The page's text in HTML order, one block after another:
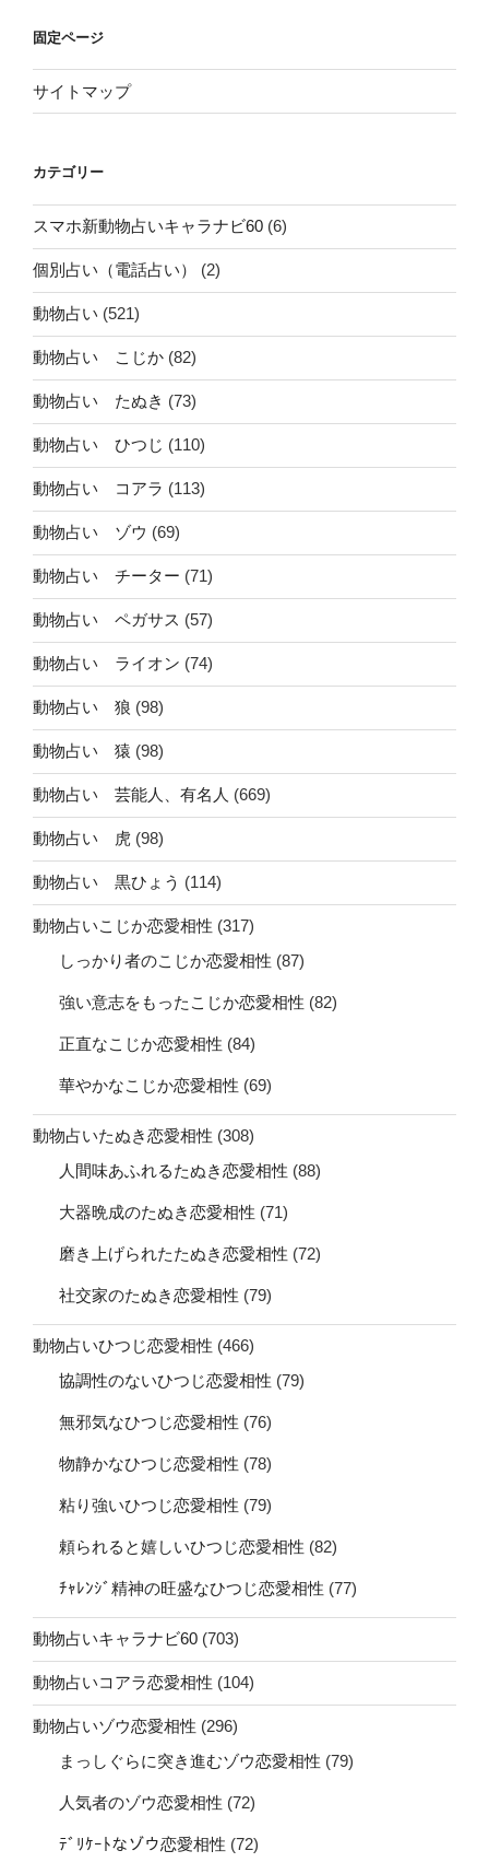
固定ページ
サイトマップ
カテゴリー
スマホ新動物占いキャラナビ60 (6)
個別占い（電話占い） (2)
動物占い (521)
動物占い こじか (82)
動物占い たぬき (73)
動物占い ひつじ (110)
動物占い コアラ (113)
動物占い ゾウ (69)
動物占い チーター (71)
動物占い ペガサス (57)
動物占い ライオン (74)
動物占い 狼 (98)
動物占い 猿 (98)
動物占い 芸能人、有名人 (669)
動物占い 虎 (98)
動物占い 黒ひょう (114)
動物占いこじか恋愛相性 (317)
しっかり者のこじか恋愛相性 (87)
強い意志をもったこじか恋愛相性 (82)
正直なこじか恋愛相性 (84)
華やかなこじか恋愛相性 (69)
動物占いたぬき恋愛相性 (308)
人間味あふれるたぬき恋愛相性 (88)
大器晩成のたぬき恋愛相性 (71)
磨き上げられたたぬき恋愛相性 (72)
社交家のたぬき恋愛相性 (79)
動物占いひつじ恋愛相性 (466)
協調性のないひつじ恋愛相性 (79)
無邪気なひつじ恋愛相性 (76)
物静かなひつじ恋愛相性 (78)
粘り強いひつじ恋愛相性 (79)
頼られると嬉しいひつじ恋愛相性 (82)
ﾁｬﾚﾝｼﾞ精神の旺盛なひつじ恋愛相性 (77)
動物占いキャラナビ60 (703)
動物占いコアラ恋愛相性 (104)
動物占いゾウ恋愛相性 (296)
まっしぐらに突き進むゾウ恋愛相性 (79)
人気者のゾウ恋愛相性 (72)
ﾃﾞﾘｹｰﾄなゾウ恋愛相性 (72)